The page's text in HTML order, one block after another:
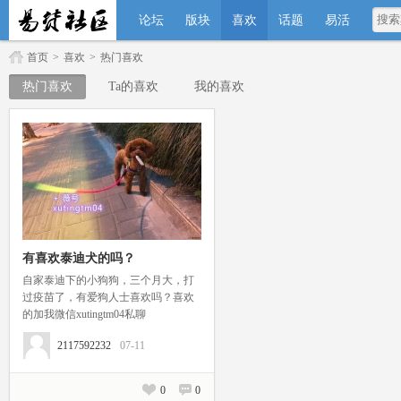
论坛 版块 喜欢 话题 易活
首页 > 喜欢 > 热门喜欢
热门喜欢 Ta的喜欢 我的喜欢
有喜欢泰迪犬的吗？
自家泰迪下的小狗狗，三个月大，打
过疫苗了，有爱狗人士喜欢吗？喜欢
的加我微信xutingtm04私聊
2117592232 07-11
0 0